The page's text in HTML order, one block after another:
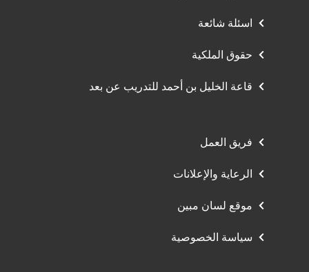
اسئلة شائعة
حقوق الملكية
قاعة الخليل بن أحمد للتدريب عن بعد
فريق العمل
الرعاية والإعلانات
موقع لسان مبين
سياسة الخصوصية